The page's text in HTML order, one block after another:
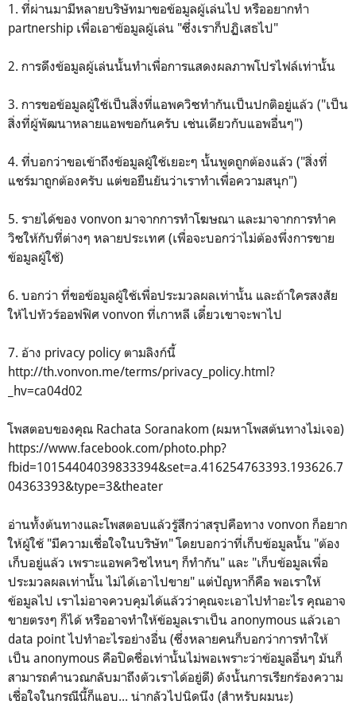
1. ที่ผ่านมามีหลายบริษัทมาขอข้อมูลผู้เล่นไป หรืออยากทำ
partnership เพื่อเอาข้อมูลผู้เล่น "ซึ่งเราก็ปฏิเสธไป"
2. การดึงข้อมูลผู้เล่นนั้นทำเพื่อการแสดงผลภาพโปรไฟล์เท่านั้น
3. การขอข้อมูลผู้ใช้เป็นสิ่งที่แอพควิซทำกันเป็นปกติอยู่แล้ว ("เป็น
สิ่งที่ผู้พัฒนาหลายแอพขอกันครับ เช่นเดียวกับแอพอื่นๆ")
4. ที่บอกว่าขอเข้าถึงข้อมูลผู้ใช้เยอะๆ นั้นพูดถูกต้องแล้ว ("สิ่งที่
แชร์มาถูกต้องครับ แต่ขอยืนยันว่าเราทำเพื่อความสนุก")
5. รายได้ของ vonvon มาจากการทำโฆษณา และมาจากการทำค
วิซให้กับที่ต่างๆ หลายประเทศ (เพื่อจะบอกว่าไม่ต้องพึ่งการขาย
ข้อมูลผู้ใช้)
6. บอกว่า ที่ขอข้อมูลผู้ใช้เพื่อประมวลผลเท่านั้น และถ้าใครสงสัย
ให้ไปทัวร์ออฟฟิศ vonvon ที่เกาหลี เดี๋ยวเขาจะพาไป
7. อ้าง privacy policy ตามลิงก์นี้
http://th.vonvon.me/terms/privacy_policy.html?
_hv=ca04d02
โพสตอบของคุณ Rachata Soranakom (ผมหาโพสต้นทางไม่เจอ)
https://www.facebook.com/photo.php?
fbid=10154404039833394&set=a.416254763393.193626.7
04363393&type=3&theater
อ่านทั้งต้นทางและโพสตอบแล้วรู้สึกว่าสรุปคือทาง vonvon ก็อยาก
ให้ผู้ใช้ "มีความเชื่อใจในบริษัท" โดยบอกว่าที่เก็บข้อมูลนั้น "ต้อง
เก็บอยู่แล้ว เพราะแอพควิซไหนๆ ก็ทำกัน" และ "เก็บข้อมูลเพื่อ
ประมวลผลเท่านั้น ไม่ได้เอาไปขาย" แต่ปัญหาก็คือ พอเราให้
ข้อมูลไป เราไม่อาจควบคุมได้แล้วว่าคุณจะเอาไปทำอะไร คุณอาจ
ขายตรงๆ ก็ได้ หรืออาจทำให้ข้อมูลเราเป็น anonymous แล้วเอา
data point ไปทำอะไรอย่างอื่น (ซึ่งหลายคนก็บอกว่าการทำให้
เป็น anonymous คือปิดชื่อเท่านั้นไม่พอเพราะว่าข้อมูลอื่นๆ มันก็
สามารถคำนวณกลับมาถึงตัวเราได้อยู่ดี) ดังนั้นการเรียกร้องความ
เชื่อใจในกรณีนี้ก็แอบ... น่ากลัวไปนิดนึง (สำหรับผมนะ)